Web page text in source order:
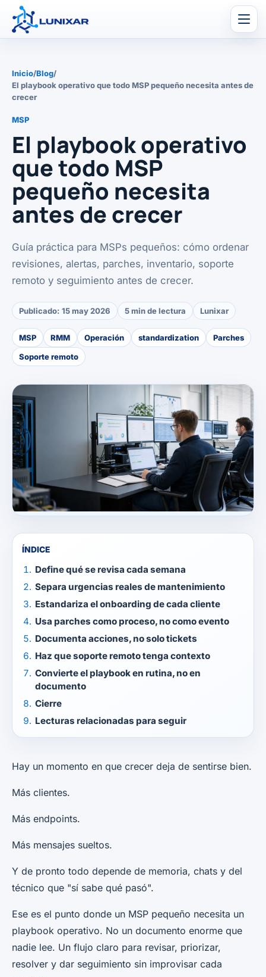
Inicio/Blog/
El playbook operativo que todo MSP pequeño necesita antes de
crecer
MSP
El playbook operativo
que todo MSP
pequeño necesita
antes de crecer
Guía práctica para MSPs pequeños: cómo ordenar
revisiones, alertas, parches, inventario, soporte
remoto y seguimiento antes de crecer.
Publicado: 15 may 2026 5 min de lectura Lunixar
MSP RMM Operación standardization
Parches
Soporte remoto
ÍNDICE
Define qué se revisa cada semana
Separa urgencias reales de mantenimiento
Estandariza el onboarding de cada cliente
Usa parches como proceso, no como evento
Documenta acciones, no solo tickets
Haz que soporte remoto tenga contexto
Convierte el playbook en rutina, no en
documento
Cierre
Lecturas relacionadas para seguir
Hay un momento en que crecer deja de sentirse bien.
Más clientes.
Más endpoints.
Más mensajes sueltos.
Y de pronto todo depende de memoria, chats y del
técnico que "sí sabe qué pasó".
Ese es el punto donde un MSP pequeño necesita un
playbook operativo. No un documento enorme que
nadie lee. Un flujo claro para revisar, priorizar,
resolver y dar seguimiento sin improvisar cada